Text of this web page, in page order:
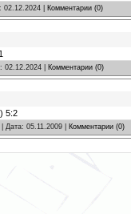
02.12.2024 Комментарии (0)
02.12.2024 Комментарии (0)
5:2
| Дата: 05.11.2009 Комментарии (0)